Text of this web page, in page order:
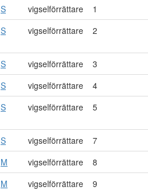
S vigselförrättare
1
S vigselförrättare 2
S vigselförrättare
3
S vigselförrättare
4
S vigselförrättare 5
S vigselförrättare
7
M vigselförrättare
8
M vigselförrättare
9